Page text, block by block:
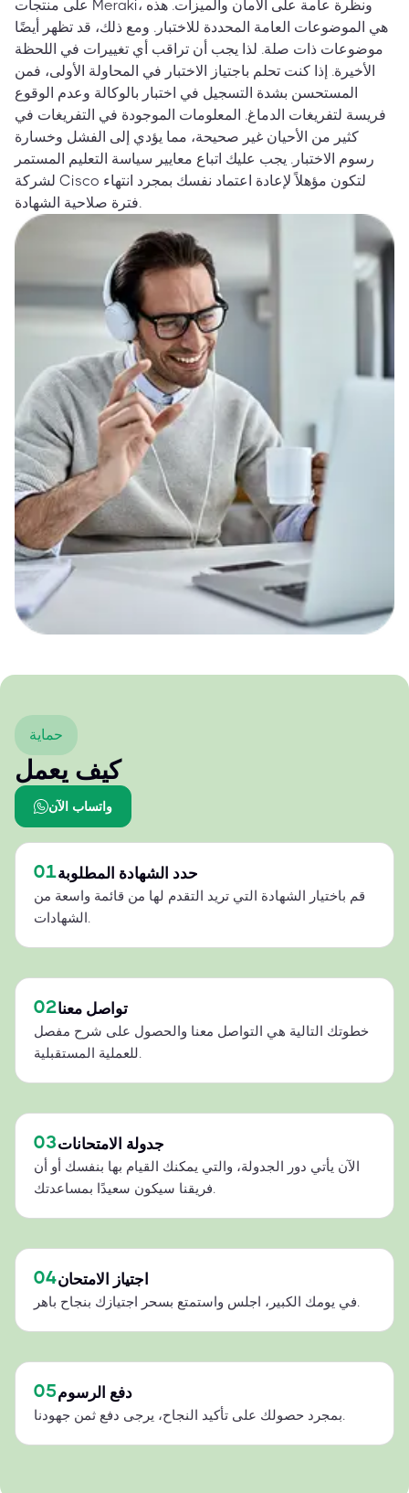
على منتجات Meraki، ونظرة عامة على الأمان والميزات. هذه
هي الموضوعات العامة المحددة للاختبار. ومع ذلك، قد تظهر أيضًا
موضوعات ذات صلة. لذا يجب أن تراقب أي تغييرات في اللحظة
الأخيرة. إذا كنت تحلم باجتياز الاختبار في المحاولة الأولى، فمن
المستحسن بشدة التسجيل في اختبار بالوكالة وعدم الوقوع
فريسة لتفريغات الدماغ. المعلومات الموجودة في التفريغات في
كثير من الأحيان غير صحيحة، مما يؤدي إلى الفشل وخسارة
رسوم الاختبار. يجب عليك اتباع معايير سياسة التعليم المستمر
لشركة Cisco لتكون مؤهلاً لإعادة اعتماد نفسك بمجرد انتهاء
فترة صلاحية الشهادة.
حماية
كيف يعمل
واتساب الآن
01حدد الشهادة المطلوبة
قم باختيار الشهادة التي تريد التقدم لها من قائمة واسعة من
الشهادات.
02تواصل معنا
خطوتك التالية هي التواصل معنا والحصول على شرح مفصل
للعملية المستقبلية.
03جدولة الامتحانات
الآن يأتي دور الجدولة، والتي يمكنك القيام بها بنفسك أو أن
فريقنا سيكون سعيدًا بمساعدتك.
04اجتياز الامتحان
في يومك الكبير، اجلس واستمتع بسحر اجتيازك بنجاح باهر.
05دفع الرسوم
بمجرد حصولك على تأكيد النجاح، يرجى دفع ثمن جهودنا.